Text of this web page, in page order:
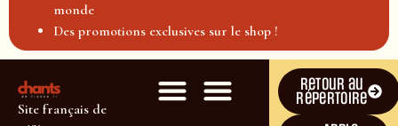
monde
Des promotions exclusives sur le shop !
Site français de
Retour au
répertoire